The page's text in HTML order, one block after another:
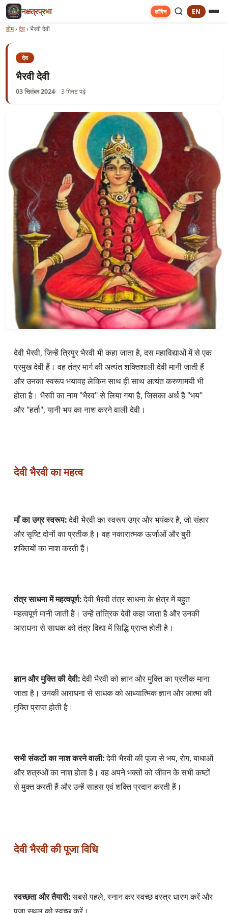
नक्षत्रप्रभा लॉगिन EN
होम›देव›भैरवी देवी
देव
भैरवी देवी
03 सितंबर 2024 3 मिनट पढ़ें
देवी भैरवी, जिन्हें त्रिपुर भैरवी भी कहा जाता है, दस महाविद्याओं में से एक
प्रमुख देवी हैं। वह तंत्र मार्ग की अत्यंत शक्तिशाली देवी मानी जाती हैं
और उनका स्वरूप भयावह लेकिन साथ ही साथ अत्यंत करुणामयी भी
होता है। भैरवी का नाम "भैरव" से लिया गया है, जिसका अर्थ है "भय"
और "हर्ता", यानी भय का नाश करने वाली देवी।
देवी भैरवी का महत्व
माँ का उग्र स्वरूप: देवी भैरवी का स्वरूप उग्र और भयंकर है, जो संहार
और सृष्टि दोनों का प्रतीक है। वह नकारात्मक ऊर्जाओं और बुरी
शक्तियों का नाश करती हैं।
तंत्र साधना में महत्वपूर्ण: देवी भैरवी तंत्र साधना के क्षेत्र में बहुत
महत्वपूर्ण मानी जाती हैं। उन्हें तांत्रिक देवी कहा जाता है और उनकी
आराधना से साधक को तंत्र विद्या में सिद्धि प्राप्त होती है।
ज्ञान और मुक्ति की देवी: देवी भैरवी को ज्ञान और मुक्ति का प्रतीक माना
जाता है। उनकी आराधना से साधक को आध्यात्मिक ज्ञान और आत्मा की
मुक्ति प्राप्त होती है।
सभी संकटों का नाश करने वाली: देवी भैरवी की पूजा से भय, रोग, बाधाओं
और शत्रुओं का नाश होता है। वह अपने भक्तों को जीवन के सभी कष्टों
से मुक्त करती हैं और उन्हें साहस एवं शक्ति प्रदान करती हैं।
देवी भैरवी की पूजा विधि
स्वच्छता और तैयारी: सबसे पहले, स्नान कर स्वच्छ वस्त्र धारण करें और